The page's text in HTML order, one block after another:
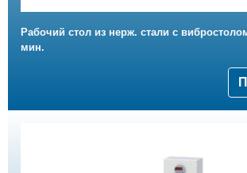
Рабочий стол из нерж. стали с
мин.